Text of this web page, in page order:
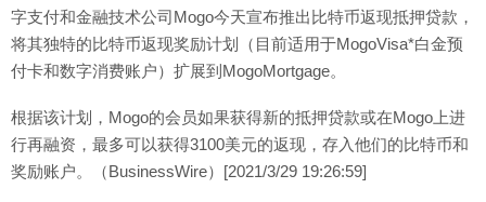
字支付和金融技术公司Mogo今天宣布推出比特币返现抵押贷款，
将其独特的比特币返现奖励计划（目前适用于MogoVisa*白金预
付卡和数字消费账户）扩展到MogoMortgage。
根据该计划，Mogo的会员如果获得新的抵押贷款或在Mogo上进
行再融资，最多可以获得3100美元的返现，存入他们的比特币和
奖励账户。（BusinessWire）[2021/3/29 19:26:59]